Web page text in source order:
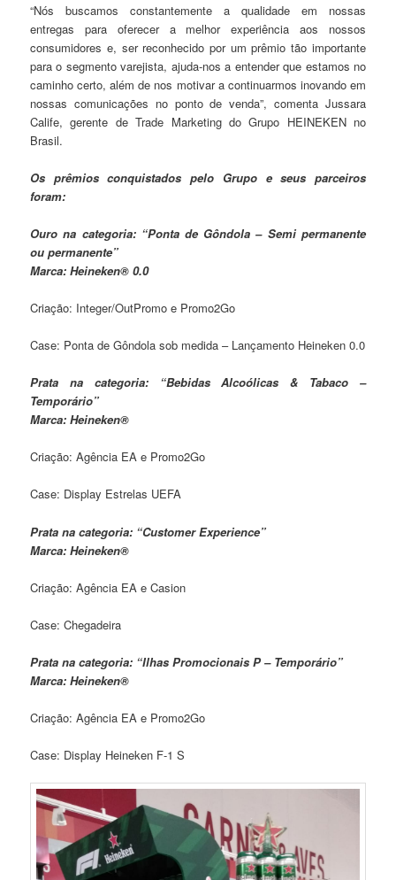
“Nós buscamos constantemente a qualidade em nossas
entregas para oferecer a melhor experiência aos nossos
consumidores e, ser reconhecido por um prêmio tão importante
para o segmento varejista, ajuda-nos a entender que estamos no
caminho certo, além de nos motivar a continuarmos inovando em
nossas comunicações no ponto de venda”, comenta Jussara
Calife, gerente de Trade Marketing do Grupo HEINEKEN no
Brasil.
Os prêmios conquistados pelo Grupo e seus parceiros
foram:
Ouro na categoria: “Ponta de Gôndola – Semi permanente
ou permanente”
Marca: Heineken® 0.0
Criação: Integer/OutPromo e Promo2Go
Case: Ponta de Gôndola sob medida – Lançamento Heineken 0.0
Prata na categoria: “Bebidas Alcoólicas & Tabaco –
Temporário”
Marca: Heineken®
Criação: Agência EA e Promo2Go
Case: Display Estrelas UEFA
Prata na categoria: “Customer Experience”
Marca: Heineken®
Criação: Agência EA e Casion
Case: Chegadeira
Prata na categoria: “Ilhas Promocionais P – Temporário”
Marca: Heineken®
Criação: Agência EA e Promo2Go
Case: Display Heineken F-1 S